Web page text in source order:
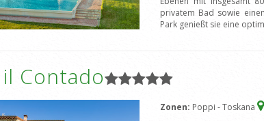
privatem Bad sowie
Park genießt sie eine
Contado
Zonen: Poppi - Toskana